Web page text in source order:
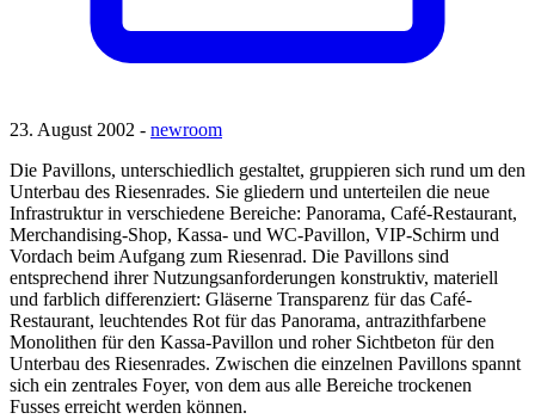
23. August 2002 - newroom
Die Pavillons, unterschiedlich gestaltet, gruppieren sich rund um den
Unterbau des Riesenrades. Sie gliedern und unterteilen die neue
Infrastruktur in verschiedene Bereiche: Panorama, Café-Restaurant,
Merchandising-Shop, Kassa- und WC-Pavillon, VIP-Schirm und
Vordach beim Aufgang zum Riesenrad. Die Pavillons sind
entsprechend ihrer Nutzungsanforderungen konstruktiv, materiell
und farblich differenziert: Gläserne Transparenz für das Café-
Restaurant, leuchtendes Rot für das Panorama, antrazithfarbene
Monolithen für den Kassa-Pavillon und roher Sichtbeton für den
Unterbau des Riesenrades. Zwischen die einzelnen Pavillons spannt
sich ein zentrales Foyer, von dem aus alle Bereiche trockenen
Fusses erreicht werden können.